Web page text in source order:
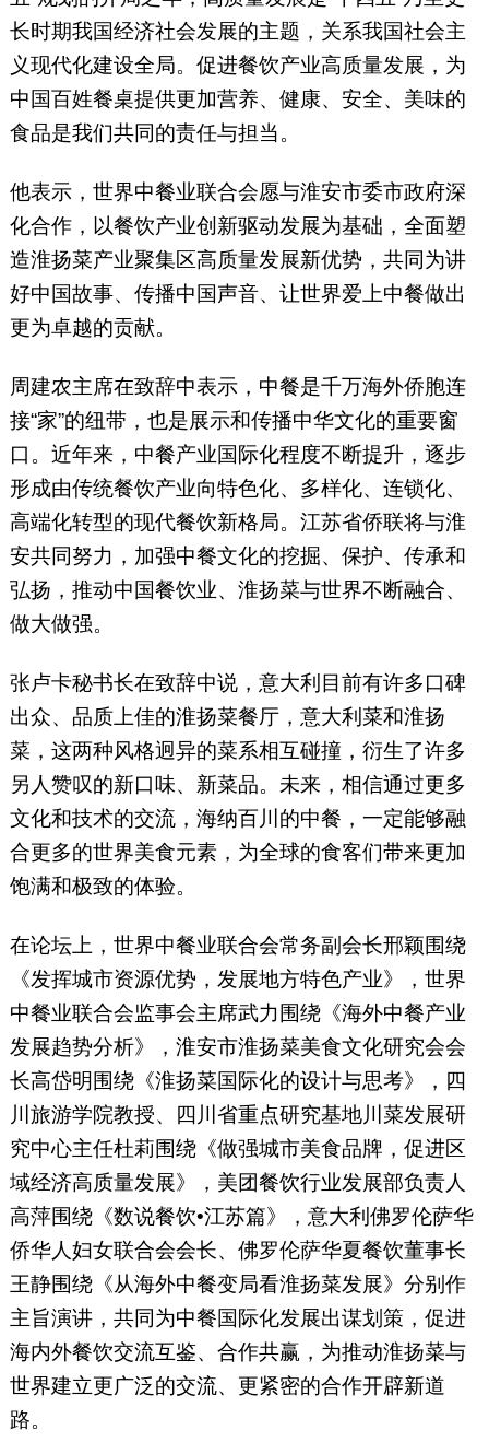
长时期我国经济社会发展的主题，关系我国社会主
义现代化建设全局。促进餐饮产业高质量发展，为
中国百姓餐桌提供更加营养、健康、安全、美味的
食品是我们共同的责任与担当。
他表示，世界中餐业联合会愿与淮安市委市政府深
化合作，以餐饮产业创新驱动发展为基础，全面塑
造淮扬菜产业聚集区高质量发展新优势，共同为讲
好中国故事、传播中国声音、让世界爱上中餐做出
更为卓越的贡献。
周建农主席在致辞中表示，中餐是千万海外侨胞连
接“家”的纽带，也是展示和传播中华文化的重要窗
口。近年来，中餐产业国际化程度不断提升，逐步
形成由传统餐饮产业向特色化、多样化、连锁化、
高端化转型的现代餐饮新格局。江苏省侨联将与淮
安共同努力，加强中餐文化的挖掘、保护、传承和
弘扬，推动中国餐饮业、淮扬菜与世界不断融合、
做大做强。
张卢卡秘书长在致辞中说，意大利目前有许多口碑
出众、品质上佳的淮扬菜餐厅，意大利菜和淮扬
菜，这两种风格迥异的菜系相互碰撞，衍生了许多
另人赞叹的新口味、新菜品。未来，相信通过更多
文化和技术的交流，海纳百川的中餐，一定能够融
合更多的世界美食元素，为全球的食客们带来更加
饱满和极致的体验。
在论坛上，世界中餐业联合会常务副会长邢颖围绕
《发挥城市资源优势，发展地方特色产业》，世界
中餐业联合会监事会主席武力围绕《海外中餐产业
发展趋势分析》，淮安市淮扬菜美食文化研究会会
长高岱明围绕《淮扬菜国际化的设计与思考》，四
川旅游学院教授、四川省重点研究基地川菜发展研
究中心主任杜莉围绕《做强城市美食品牌，促进区
域经济高质量发展》，美团餐饮行业发展部负责人
高萍围绕《数说餐饮•江苏篇》，意大利佛罗伦萨华
侨华人妇女联合会会长、佛罗伦萨华夏餐饮董事长
王静围绕《从海外中餐变局看淮扬菜发展》分别作
主旨演讲，共同为中餐国际化发展出谋划策，促进
海内外餐饮交流互鉴、合作共赢，为推动淮扬菜与
世界建立更广泛的交流、更紧密的合作开辟新道
路。